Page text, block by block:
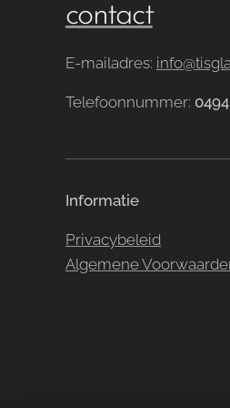
contact
E-mailadres:
Telefoonnummer:
Informatie
Privacybeleid
Algemene